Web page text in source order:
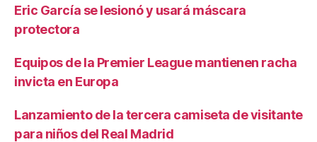
Eric García se lesionó y usará máscara
protectora
Equipos de la Premier League mantienen racha
invicta en Europa
Lanzamiento de la tercera camiseta de visitante
para niños del Real Madrid